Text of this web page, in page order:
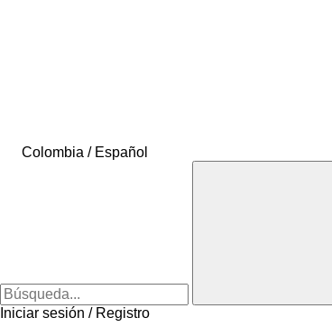
Colombia / Español
Iniciar sesión / Registro